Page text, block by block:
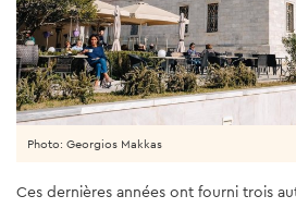
Photo: Georgios Makkas
Ces dernières années ont fourni trois